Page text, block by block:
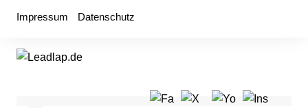
Impressum Datenschutz